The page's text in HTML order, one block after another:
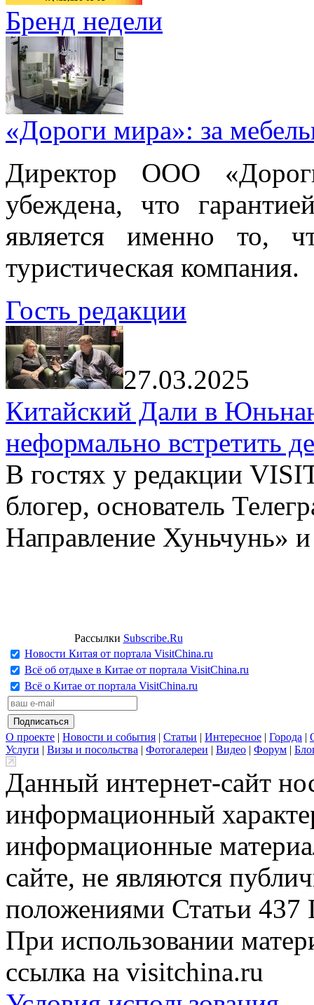
Бренд недели
«Дороги мира»: за
Директор ООО
убеждена, что
является именно то,
туристическая компания.
Гость редакции
27.03.2025
Китайский Дали в
неформально встретить
В гостях у редакции
блогер, основатель
Направление Хуньчунь»
Рассылки Subscribe.Ru
Новости Китая от портала VisitChina.ru
Всё об отдыхе в Китае от портала VisitChina.ru
Всё о Китае от портала VisitChina.ru
О проекте | Новости и события | Статьи | Интересное | Города |
Услуги | Визы и посольства | Фотогалереи | Видео | Форум |
Данный интернет-сайт
информационный
информационные
сайте, не являются
положениями Статьи 437
При использовании
ссылка на visitchina.ru